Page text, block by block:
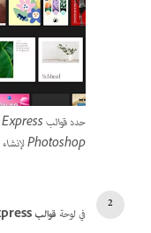
Photoshop لإنشاء تصميمات بسرعة.
في لوحةقوالب Adobe Express